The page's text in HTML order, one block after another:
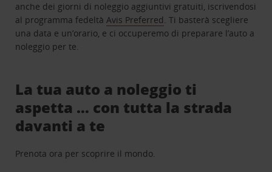
anche dei giorni di noleggio aggiuntivi gratuiti, iscrivendosi
al programma fedeltàAvis Preferred. Ti basterà scegliere
una data e un’orario, e ci occuperemo di preparare l’auto a
noleggio per te.
La tua auto a noleggio ti
aspetta … con tutta la strada
davanti a te
Prenota ora per scoprire il mondo.